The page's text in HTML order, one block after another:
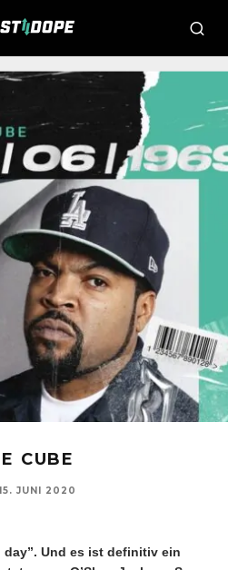
CUBE
15. JUNI 2020
Und es ist definitiv ein